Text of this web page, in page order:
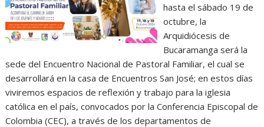
hasta el sábado 19 de
octubre, la
Arquidiócesis de
Bucaramanga será la
sede del Encuentro Nacional de Pastoral Familiar, el cual se
desarrollará en la casa de Encuentros San José; en estos días
viviremos espacios de reflexión y trabajo para la iglesia
católica en el país, convocados por la Conferencia Episcopal de
Colombia (CEC), a través de los departamentos de